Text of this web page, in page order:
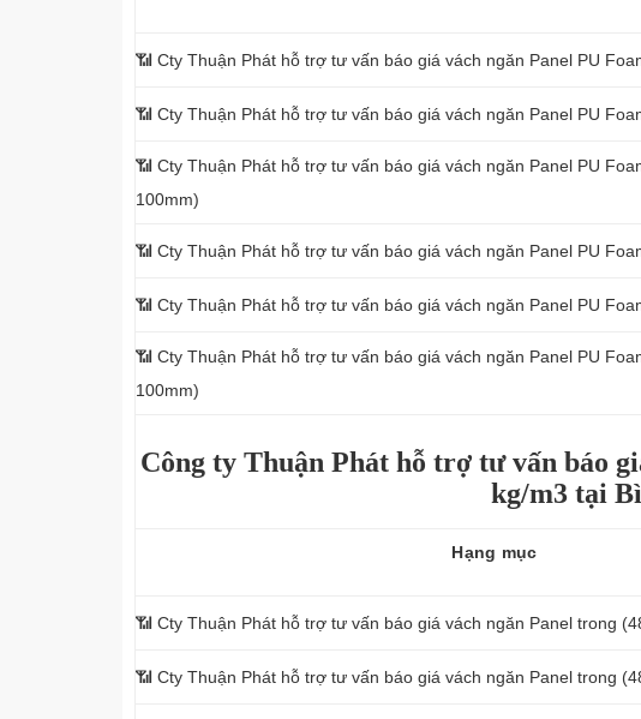
📶 Cty Thuận Phát hỗ trợ tư vấn báo giá vách ngăn Panel PU
📶 Cty Thuận Phát hỗ trợ tư vấn báo giá vách ngăn Panel PU
📶 Cty Thuận Phát hỗ trợ tư vấn báo giá vách ngăn Panel PU
100mm)
📶 Cty Thuận Phát hỗ trợ tư vấn báo giá vách ngăn Panel PU
📶 Cty Thuận Phát hỗ trợ tư vấn báo giá vách ngăn Panel PU
📶 Cty Thuận Phát hỗ trợ tư vấn báo giá vách ngăn Panel PU
100mm)
Công ty Thuận Phát hỗ trợ tư vấn báo
kg/m3 tại
Hạng mục
📶 Cty Thuận Phát hỗ trợ tư vấn báo giá vách ngăn Panel trong
📶 Cty Thuận Phát hỗ trợ tư vấn báo giá vách ngăn Panel trong